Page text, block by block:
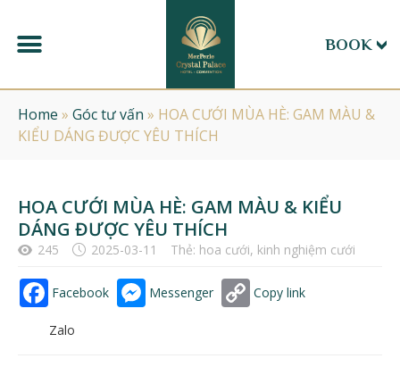
BOOK
Home » Góc tư vấn » HOA CƯỚI MÙA HÈ: GAM MÀU &
KIỂU DÁNG ĐƯỢC YÊU THÍCH
HOA CƯỚI MÙA HÈ: GAM MÀU & KIỂU
DÁNG ĐƯỢC YÊU THÍCH
245 2025-03-11 Thẻ: hoa cưới, kinh nghiệm cưới
Facebook Messenger Copy link
Zalo